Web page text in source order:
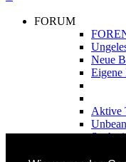
FORUM
Neue
Eigene
Aktive
Suche